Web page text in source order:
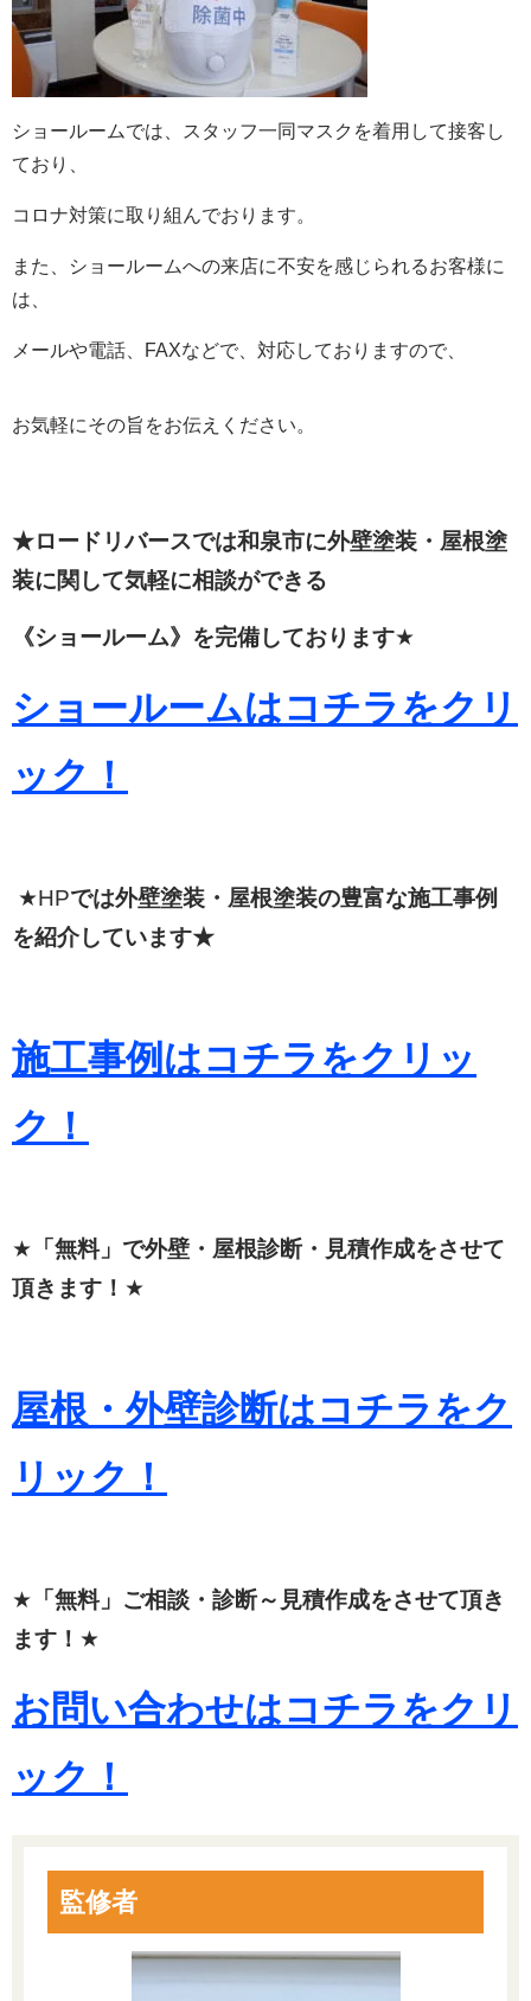
ショールームでは、スタッフ一同マスクを着用して接客し
ており、
コロナ対策に取り組んでおります。
また、ショールームへの来店に不安を感じられるお客様に
は、
メールや電話、FAXなどで、対応しておりますので、
お気軽にその旨をお伝えください。
★ロードリバースでは和泉市に外壁塗装・屋根塗
装に関して気軽に相談ができる
《ショールーム》を完備しております★
ショールームはコチラをクリ
ック！
★HPでは外壁塗装・屋根塗装の豊富な施工事例
を紹介しています★
施工事例はコチラをクリッ
ク！
★ 「無料」で外壁・屋根診断・見積作成をさせて
頂きます！ ★
屋根・外壁診断はコチラをク
リック！
★ 「無料」ご相談・診断～見積作成をさせて頂き
ます！ ★
お問い合わせはコチラをクリ
ック！
監修者